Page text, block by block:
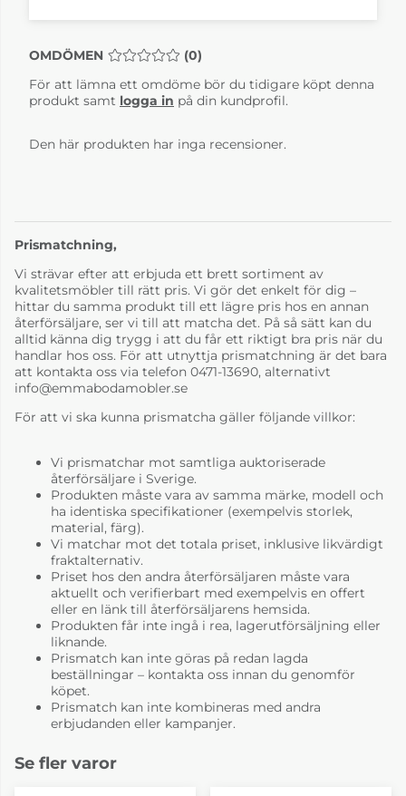
OMDÖMEN MEDELBETYG 0 AV 5 ANTAL BETYG 0
(0)
För att lämna ett omdöme bör du tidigare köpt denna
produkt samt logga in på din kundprofil.
Den här produkten har inga recensioner.
Prismatchning,
Vi strävar efter att erbjuda ett brett sortiment av
kvalitetsmöbler till rätt pris. Vi gör det enkelt för dig –
hittar du samma produkt till ett lägre pris hos en annan
återförsäljare, ser vi till att matcha det. På så sätt kan du
alltid känna dig trygg i att du får ett riktigt bra pris när du
handlar hos oss. För att utnyttja prismatchning är det bara
att kontakta oss via telefon 0471-13690, alternativt
info@emmabodamobler.se
För att vi ska kunna prismatcha gäller följande villkor:
Vi prismatchar mot samtliga auktoriserade
återförsäljare i Sverige.
Produkten måste vara av samma märke, modell och
ha identiska specifikationer (exempelvis storlek,
material, färg).
Vi matchar mot det totala priset, inklusive likvärdigt
fraktalternativ.
Priset hos den andra återförsäljaren måste vara
aktuellt och verifierbart med exempelvis en offert
eller en länk till återförsäljarens hemsida.
Produkten får inte ingå i rea, lagerutförsäljning eller
liknande.
Prismatch kan inte göras på redan lagda
beställningar – kontakta oss innan du genomför
köpet.
Prismatch kan inte kombineras med andra
erbjudanden eller kampanjer.
Se fler varor